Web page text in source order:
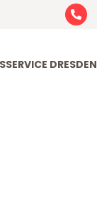
DRESDEN